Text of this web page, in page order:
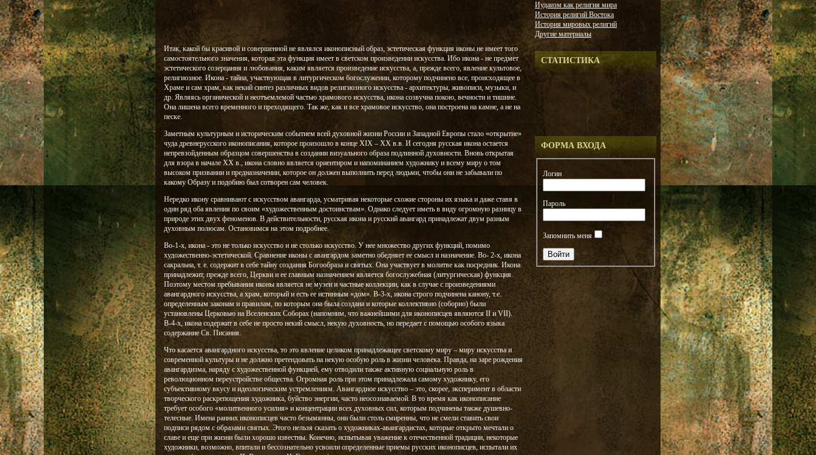
Итак, какой бы красивой и совершенной не являлся иконописный образ, эстетическая функция иконы не имеет того
самостоятельного значения, которая эта функция имеет в светском произведении искусства. Ибо икона - не предмет
эстетического созерцания и любования, каким является произведение искусства, а, прежде всего, явление культовое,
религиозное. Икона - тайна, участвующая в литургическом богослужении, которому подчинено все, происходящее в
Храме и сам храм, как некий синтез различных видов религиозного искусства - архитектуры, живописи, музыки, и
др. Являясь органической и неотъемлемой частью храмового искусства, икона созвучна покою, вечности и тишине.
Она лишена всего временного и преходящего. Так же, как и все храмовое искусство, она построена на камне, а не на
песке.
Заметным культурным и историческим событием всей духовной жизни России и Западной Европы стало «открытие»
чуда древнерусского иконописания, которое произошло в конце XIX – XX в.в. И сегодня русская икона остается
непревзойденным образцом совершенства в создании визуального образа подлинной духовности. Вновь открытая
для взора в начале XX в., икона словно является ориентиром и напоминанием художнику и всему миру о том
высоком призвании и предназначении, которое он должен выполнить перед людьми, чтобы они не забывали по
какому Образу и подобию был сотворен сам человек.
Нередко икону сравнивают с искусством авангарда, усматривая некоторые схожие стороны их языка и даже ставя в
один ряд оба явления по своим «художественным достоинствам». Однако следует иметь в виду огромную разницу в
природе этих двух феноменов. В действительности, русская икона и русский авангард принадлежат двум разным
духовным полюсам. Остановимся на этом подробнее.
Во-1-х, икона - это не только искусство и не столько искусство. У нее множество других функций, помимо
художественно-эстетической. Сравнение иконы с авангардом заметно обедняет ее смысл и назначение. Во- 2-х, икона
сакральна, т. е. содержит в себе тайну создания Богообраза и святых. Она участвует в молитве как посредник. Икона
принадлежит, прежде всего, Церкви и ее главным назначением является богослужебная (литургическая) функция.
Поэтому местом пребывания иконы является не музеи и частные коллекции, как в случае с произведениями
авангардного искусства, а храм, который и есть ее истинным «дом». В-3-х, икона строго подчинена канону, т.е.
определенным законам и правилам, по которым она была создана и которые коллективно (соборно) были
установлены Церковью на Вселенских Соборах (напомним, что важнейшими для иконописцев являются II и VII).
В-4-х, икона содержит в себе не просто некий смысл, некую духовность, но передает с помощью особого языка
содержание Св. Писания.
Что касается авангардного искусства, то это явление целиком принадлежащее светскому миру – миру искусства и
современной культуры и не должно претендовать на некую особую роль в жизни человека. Правда, на заре рождения
авангардизма, наряду с художественной функцией, ему отводили также активную социальную роль в
революционном переустройстве общества. Огромная роль при этом принадлежала самому художнику, его
субъективному вкусу и идеологическим устремлениям. Авангардное искусство – это, скорее, эксперимент в области
творческого раскрепощения художника, буйство энергии, часто неосознаваемой. В то время как иконописание
требует особого «молитвенного усилия» и концентрации всех духовных сил, которым подчинены также душевно-
телесные. Имена ранних иконописцев часто безымянны, они были столь смиренны, что не смели ставить свои
подписи рядом с образами святых. Этого нельзя сказать о художниках-авангардистах, которые открыто мечтали о
славе и еще при жизни были хорошо известны. Конечно, испытывая уважение к отечественной традиции, некоторые
художники, возможно, впитали и бессознательно усвоили определенные приемы русских иконописцев, испытали их
Иудаизм как религия мира
История религий Востока
История мировых религий
Другие материалы
СТАТИСТИКА
ФОРМА ВХОДА
Логин
Пароль
Запомнить меня